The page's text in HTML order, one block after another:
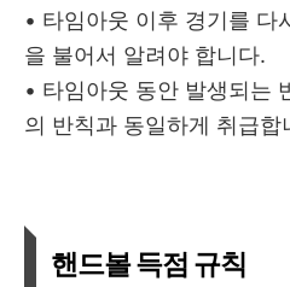
• 타임아웃 이후 경기를 다
을 불어서 알려야 합니다.
• 타임아웃 동안 발생되는
의 반칙과 동일하게 취급합
핸드볼 득점 규칙